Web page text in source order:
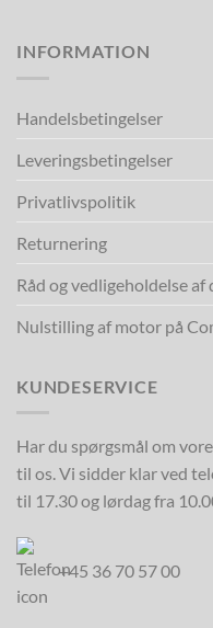
INFORMATION
Handelsbetingelser
Leveringsbetingelser
Privatlivspolitik
Returnering
Råd og vedligeholdelse af
Nulstilling af motor på
KUNDESERVICE
Har du spørgsmål om
til os. Vi sidder klar ved
til 17.30 og lørdag fra
+45 36 70 57 00